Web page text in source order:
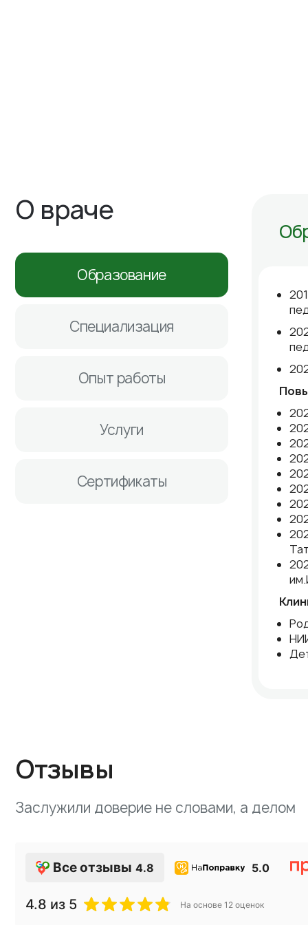
О враче
Образование
Специализация
Опыт работы
Услуги
Сертификаты
Отзывы
Заслужили доверие не словами, а делом
Все отзывы 4.8 5.0
4.8 из 5 На основе 12 оценок